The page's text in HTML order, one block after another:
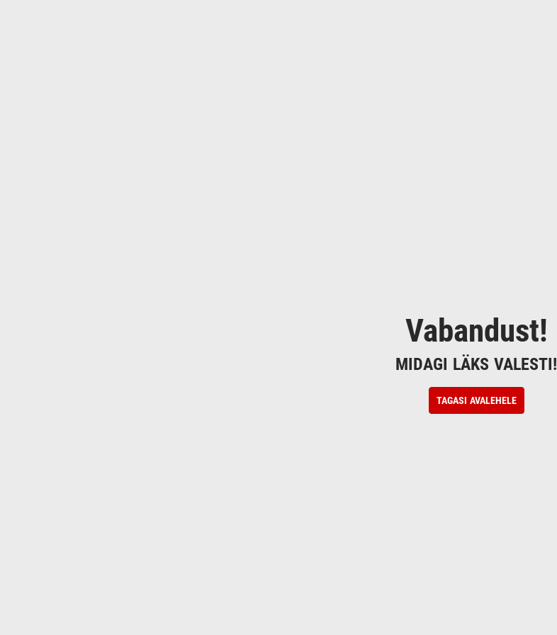
Vabandust!
MIDAGI LÄKS VALESTI!
TAGASI AVALEHELE